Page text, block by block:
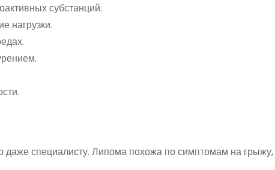
субстанций.
нагрузки.
даже специалисту. Липома похожа по симптомам на